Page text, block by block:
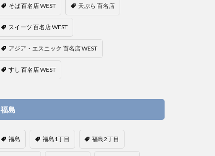
そば 百名店 WEST 天ぷら 百名店
スイーツ 百名店 WEST
アジア・エスニック 百名店 WEST
すし 百名店 WEST
福島
福島 福島1丁目 福島2丁目